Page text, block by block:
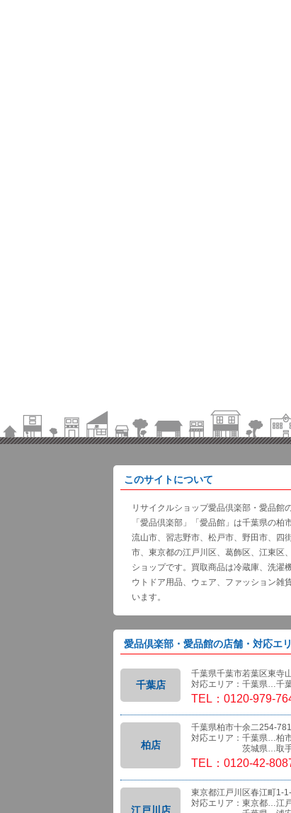
このサイトについて
リサイクルショップ愛品倶楽部・愛品館
「愛品倶楽部」「愛品館」は千葉県の
流山市、習志野市、松戸市、野田市、四
市、東京都の江戸川区、葛飾区、江東区
ショップです。買取商品は冷蔵庫、洗濯
ウトドア用品、ウェア、ファッション雑
います。
愛品倶楽部・愛品館の店舗・対応エ
千葉店
千葉県千葉市若葉区東寺
対応エリア：千葉県…千
TEL：0120-979-
柏店
千葉県柏市十余二254-781
対応エリア：千葉県…柏
茨城県…取手市
TEL：0120-42-
江戸川店
東京都江戸川区春江町1-
対応エリア：東京都…江